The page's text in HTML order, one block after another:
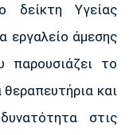
δείκτη Υγείας
εργαλείο άμεσης
παρουσιάζει το
και
στις